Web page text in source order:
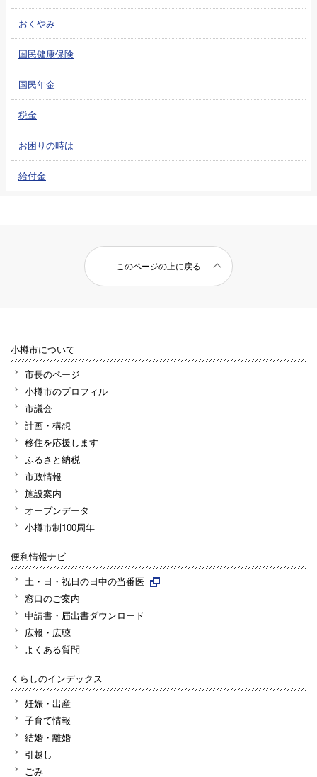
おくやみ
国民健康保険
国民年金
税金
お困りの時は
給付金
このページの上に戻る
小樽市について
市長のページ
小樽市のプロフィル
市議会
計画・構想
移住を応援します
ふるさと納税
市政情報
施設案内
オープンデータ
小樽市制100周年
便利情報ナビ
土・日・祝日の日中の当番医
窓口のご案内
申請書・届出書ダウンロード
広報・広聴
よくある質問
くらしのインデックス
妊娠・出産
子育て情報
結婚・離婚
引越し
ごみ